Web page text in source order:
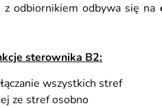
odbiornikiem odbywa się na
sterownika B2:
wszystkich stref
ze stref osobno